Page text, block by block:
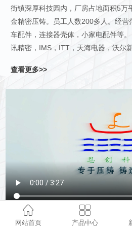
街镇深厚科技园内，厂房占地面积5万
金精密压铸。员工人数200多人。经
车配件，连接器壳体，小家电配件等
讯精密，IMS，ITT，天海电器，沃尔
查看更多>>

网站首页

产品中心